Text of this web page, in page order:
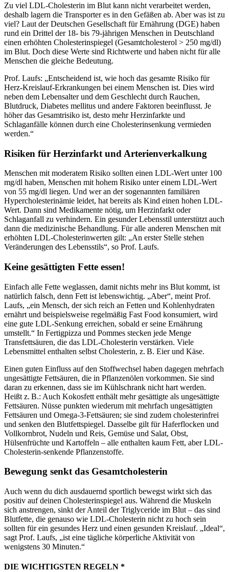
Zu viel LDL-Cholesterin im Blut kann nicht verarbeitet werden,
deshalb lagern die Transporter es in den Gefäßen ab. Aber was ist zu
viel? Laut der Deutschen Gesellschaft für Ernährung (DGE) haben
rund ein Drittel der 18- bis 79-jährigen Menschen in Deutschland
einen erhöhten Cholesterinspiegel (Gesamtcholesterol > 250 mg/dl)
im Blut. Doch diese Werte sind Richtwerte und haben nicht für alle
Menschen die gleiche Bedeutung.
Prof. Laufs: „Entscheidend ist, wie hoch das gesamte Risiko für
Herz-Kreislauf-Erkrankungen bei einem Menschen ist. Dies wird
neben dem Lebensalter und dem Geschlecht durch Rauchen,
Blutdruck, Diabetes mellitus und andere Faktoren beeinflusst. Je
höher das Gesamtrisiko ist, desto mehr Herzinfarkte und
Schlaganfälle können durch eine Cholesterinsenkung vermieden
werden.“
Risiken für Herzinfarkt und Arterienverkalkung
Menschen mit moderatem Risiko sollten einen LDL-Wert unter 100
mg/dl haben, Menschen mit hohem Risiko unter einem LDL-Wert
von 55 mg/dl liegen. Und wer an der sogenannten familiären
Hypercholesterinämie leidet, hat bereits als Kind einen hohen LDL-
Wert. Dann sind Medikamente nötig, um Herzinfarkt oder
Schlaganfall zu verhindern. Ein gesunder Lebensstil unterstützt auch
dann die medizinische Behandlung. Für alle anderen Menschen mit
erhöhten LDL-Cholesterinwerten gilt: „An erster Stelle stehen
Veränderungen des Lebensstils“, so Prof. Laufs.
Keine gesättigten Fette essen!
Einfach alle Fette weglassen, damit nichts mehr ins Blut kommt, ist
natürlich falsch, denn Fett ist lebenswichtig. „Aber“, meint Prof.
Laufs, „ein Mensch, der sich reich an Fetten und Kohlenhydraten
ernährt und beispielsweise regelmäßig Fast Food konsumiert, wird
eine gute LDL-Senkung erreichen, sobald er seine Ernährung
umstellt.“ In Fertigpizza und Pommes stecken jede Menge
Transfettsäuren, die das LDL-Cholesterin verstärken. Viele
Lebensmittel enthalten selbst Cholesterin, z. B. Eier und Käse.
Einen guten Einfluss auf den Stoffwechsel haben dagegen mehrfach
ungesättigte Fettsäuren, die in Pflanzenölen vorkommen. Sie sind
daran zu erkennen, dass sie im Kühlschrank nicht hart werden.
Heißt z. B.: Auch Kokosfett enthält mehr gesättigte als ungesättigte
Fettsäuren. Nüsse punkten wiederum mit mehrfach ungesättigten
Fettsäuren und Omega-3-Fettsäuren; sie sind zudem cholesterinfrei
und senken den Blutfettspiegel. Dasselbe gilt für Haferflocken und
Vollkornbrot, Nudeln und Reis, Gemüse und Salat, Obst,
Hülsenfrüchte und Kartoffeln – alle enthalten kaum Fett, aber LDL-
Cholesterin-senkende Pflanzenstoffe.
Bewegung senkt das Gesamtcholesterin
Auch wenn du dich ausdauernd sportlich bewegst wirkt sich das
positiv auf deinen Cholesterinspiegel aus. Während die Muskeln
sich anstrengen, sinkt der Anteil der Triglyceride im Blut – das sind
Blutfette, die genauso wie LDL-Cholesterin nicht zu hoch sein
sollten für ein gesundes Herz und einen gesunden Kreislauf. „Ideal“,
sagt Prof. Laufs, „ist eine tägliche körperliche Aktivität von
wenigstens 30 Minuten.“
DIE WICHTIGSTEN REGELN *